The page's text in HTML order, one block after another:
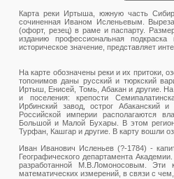
Карта реки Иртыша, южную часть
сочиненная Иваном Исленьевым.
(офорт, резец) в раме и паспарту.
изданию профессиональная
историческое значение, представляет
На карте обозначены реки и их притоки,
топонимов даны русский и тюркский
Иртыш, Енисей, Томь, Абакан и другие. На
и поселения: крепости
Ирбинский завод, острог Абаканский
Российской империи располагаются
Большой и Малой Бухары. В этом
Турфан, Кашгар и другие. В карту вошли
Иван Иванович Исленьев (?-1784) -
Географического департамента
разработанной М.В.Ломоносовым. Эти
математических измерений, в связи с